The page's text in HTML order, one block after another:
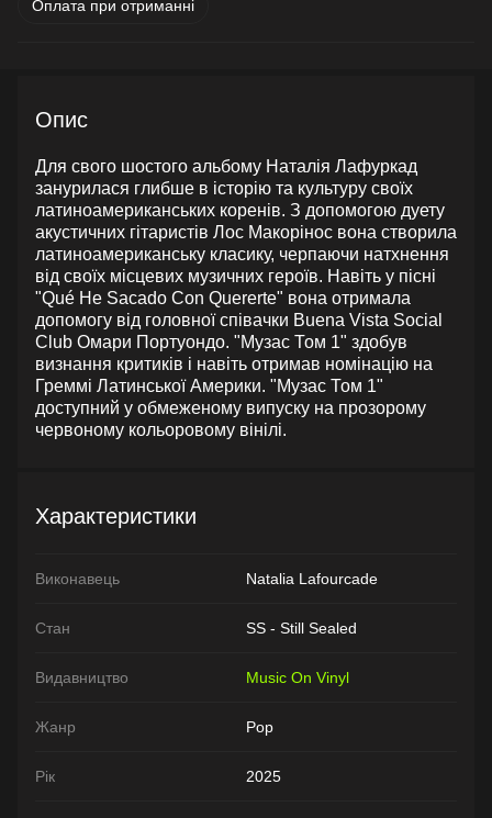
Оплата при отриманні
Опис
Для свого шостого альбому Наталія Лафуркад
занурилася глибше в історію та культуру своїх
латиноамериканських коренів. З допомогою дуету
акустичних гітаристів Лос Макорінос вона створила
латиноамериканську класику, черпаючи натхнення
від своїх місцевих музичних героїв. Навіть у пісні
"Qué He Sacado Con Quererte" вона отримала
допомогу від головної співачки Buena Vista Social
Club Омари Портуондо. "Музас Том 1" здобув
визнання критиків і навіть отримав номінацію на
Греммі Латинської Америки. "Музас Том 1"
доступний у обмеженому випуску на прозорому
червоному кольоровому вінілі.
Характеристики
Виконавець Natalia Lafourcade
Стан SS - Still Sealed
Видавництво Music On Vinyl
Жанр Pop
Рік 2025